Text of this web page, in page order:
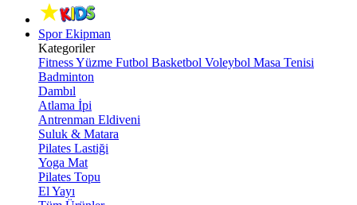
Spor Ekipman
Kategoriler
FitnessYüzme Futbol Basketbol Voleybol Masa Tenisi
Badminton
Dambıl
Atlama İpi
Antrenman Eldiveni
Suluk & Matara
Pilates Lastiği
Yoga Mat
Pilates Topu
El Yayı